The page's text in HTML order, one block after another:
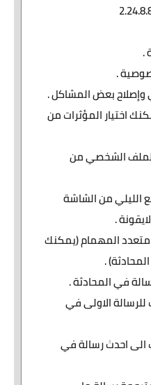
اختيار المؤثرات من
الملف الشخصي من
الليلي من الشاشة
.
متعدد المهمام (يمكنك
.
للرسالة الاولى في
الى احدث رسالة في